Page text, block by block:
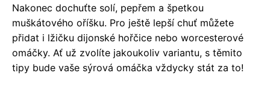
Nakonec dochuťte solí, pepřem a špetkou
muškátového oříšku. Pro ještě lepší chuť můžete
přidat i lžičku dijonské hořčice nebo worcesterové
omáčky. Ať už zvolíte jakoukoliv variantu, s těmito
tipy bude vaše sýrová omáčka vždycky stát za to!